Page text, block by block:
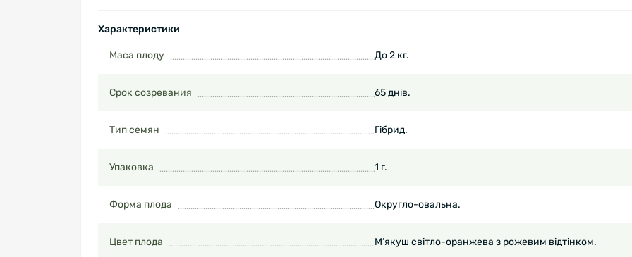
Характеристики
Маса плоду До 2 кг.
Срок созревания 65 днів.
Тип семян Гібрид.
Упаковка 1 г.
Форма плода Округло-овальна.
Цвет плода М’якуш світло-оранжева з рожевим відтінком.